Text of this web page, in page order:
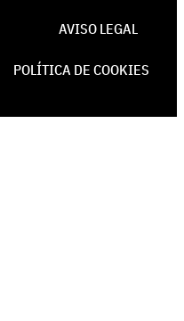
AVISO LEGAL
POLÍTICA DE COOKIES